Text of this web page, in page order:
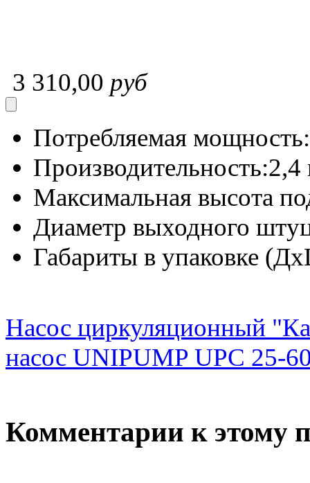
3 310,00 руб
Потребляемая мощность:
Производительность:2,4
Максимальная высота
Диаметр выходного
Габариты в упаковке
Насос циркуляционный
насос UNIPUMP UPC 25-
Комментарии к этому